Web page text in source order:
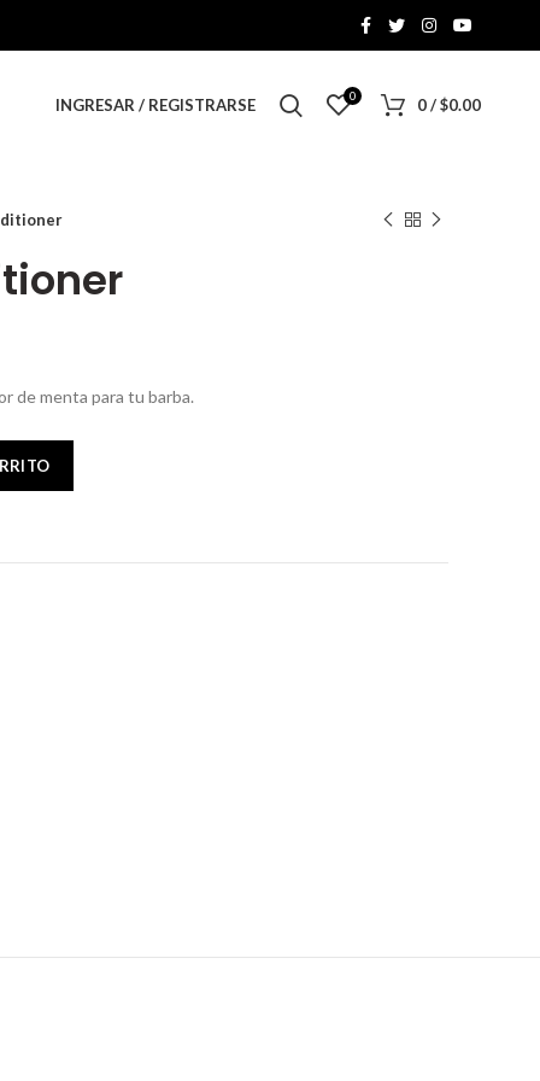
INGRESAR / REGISTRARSE 0 0/ $0.00
de menta para tu barba.